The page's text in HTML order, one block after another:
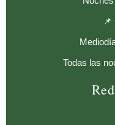
📌
Todas las